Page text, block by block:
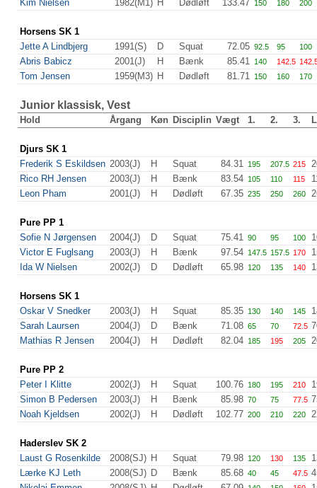
Kim Nielsen 1982(M1) H Dødløft 133.47 150 180 200
Horsens SK 1
Jette A Lindbjerg
1991(S) D Squat 72.05 92.5 95 100
Abris Babicz 2001(J) H Bænk 85.41 140 142.5
Tom Jensen 1959(M3) H Dødløft 81.71 150 160 170
Junior klassisk, Vest
Hold Årgang Køn Disciplin Vægt 1. 2. 3.
Djurs SK 1
Frederik S Eskildsen 2003(J) H Squat 84.31 195 207.5 215
Rico RH Jensen
2003(J) H Bænk 83.54 105 110 115
Leon Pham
2001(J) H Dødløft 67.35 235 250 260
Pure PP 1
Sofie N Jørgensen
2004(J) D Squat 75.41 90 95 100
Victor E Fuglsang
2003(J) H Bænk 97.54 147.5 157.5 170
Ida W Nielsen
2002(J) D Dødløft 65.98 120 135 140
Horsens SK 1
Oskar V Snedker
2003(J) H Squat 85.35 130 140 145
Sarah Laursen
2004(J) D Bænk 71.08 65 70 72.5
Mathias R Jensen
2004(J) H Dødløft 82.04 185 195 205
Pure PP 2
Peter I Klitte
2002(J) H Squat 100.76 180 195 210
Simon B Pedersen
2003(J) H Bænk 85.98 70 75 77.5
Noah Kjeldsen
2002(J) H Dødløft 102.77 200 210 220
Haderslev SK 2
Laust G Rosenkilde
2008(SJ) H Squat 79.98 120 130 135
Lærke KJ Leth
2008(SJ) D Bænk 85.68 40 45 47.5